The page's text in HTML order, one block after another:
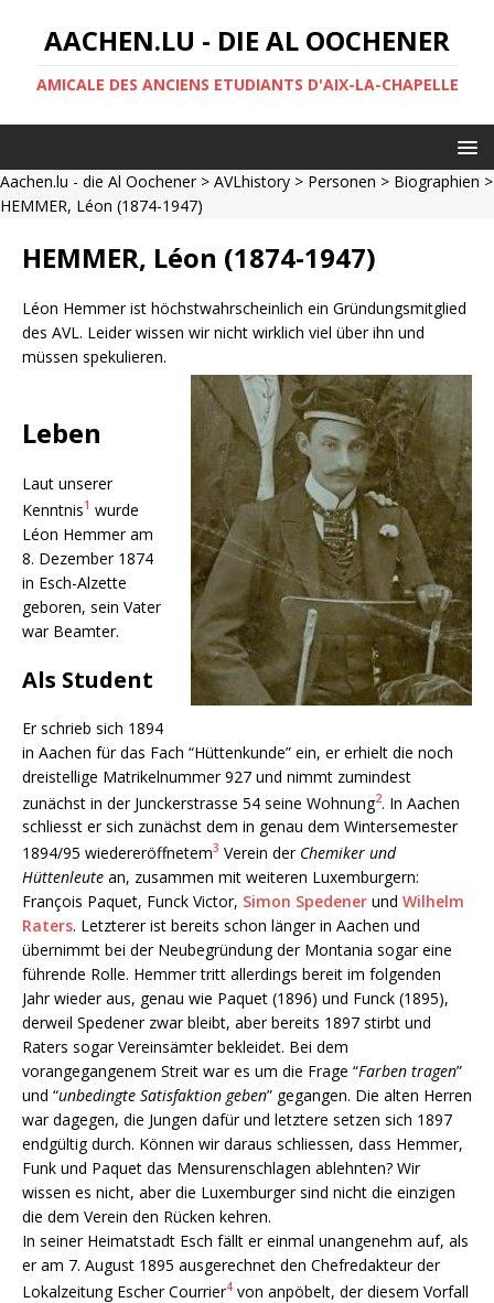
AACHEN.LU - DIE AL OOCHENER
AMICALE DES ANCIENS ETUDIANTS D'AIX-LA-CHAPELLE
Aachen.lu - die Al Oochener> AVLhistory > Personen > Biographien >
HEMMER, Léon (1874-1947)
HEMMER, Léon (1874-1947)
Léon Hemmer ist höchstwahrscheinlich ein Gründungsmitglied
des AVL. Leider wissen wir nicht wirklich viel über ihn und
müssen spekulieren.
Leben
Laut unserer
Kenntnis1 wurde
Léon Hemmer am
8. Dezember 1874
in Esch-Alzette
geboren, sein Vater
war Beamter.
Als Student
Er schrieb sich 1894
in Aachen für das Fach “Hüttenkunde” ein, er erhielt die noch
dreistellige Matrikelnummer 927 und nimmt zumindest
zunächst in der Junckerstrasse 54 seine Wohnung2. In Aachen
schliesst er sich zunächst dem in genau dem Wintersemester
1894/95 wiedereröffnetem3 Verein der Chemiker und
Hüttenleute an, zusammen mit weiteren Luxemburgern:
François Paquet, Funck Victor, Simon Spedener und Wilhelm
Raters. Letzterer ist bereits schon länger in Aachen und
übernimmt bei der Neubegründung der Montania sogar eine
führende Rolle. Hemmer tritt allerdings bereit im folgenden
Jahr wieder aus, genau wie Paquet (1896) und Funck (1895),
derweil Spedener zwar bleibt, aber bereits 1897 stirbt und
Raters sogar Vereinsämter bekleidet. Bei dem
vorangegangenem Streit war es um die Frage “Farben tragen”
und “unbedingte Satisfaktion geben” gegangen. Die alten Herren
war dagegen, die Jungen dafür und letztere setzen sich 1897
endgültig durch. Können wir daraus schliessen, dass Hemmer,
Funk und Paquet das Mensurenschlagen ablehnten? Wir
wissen es nicht, aber die Luxemburger sind nicht die einzigen
die dem Verein den Rücken kehren.
In seiner Heimatstadt Esch fällt er einmal unangenehm auf, als
er am 7. August 1895 ausgerechnet den Chefredakteur der
Lokalzeitung Escher Courrier4 von anpöbelt, der diesem Vorfall